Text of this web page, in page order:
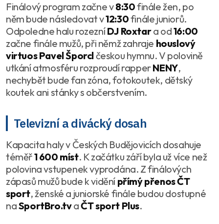
Finálový program začne v8:30finále žen, po
něm bude následovat v12:30finále juniorů.
Odpoledne halu rozezníDJ Roxtara od16:00
začne finále mužů, při němž zahraje houslový
virtuos Pavel Šporclčeskou hymnu. V polovině
utkání atmosféru rozproudí rapperNENY,
nechybět bude fan zóna, fotokoutek, dětský
koutek ani stánky s občerstvením.
Televizní a divácký dosah
Kapacita haly v Českých Budějovicích dosahuje
téměř1 600 míst. K začátku září byla už více než
polovina vstupenek vyprodána. Z finálových
zápasů mužů bude k vidění přímý přenos ČT
sport, ženské a juniorské finále budou dostupné
naSportBro.tvaČT sport Plus.